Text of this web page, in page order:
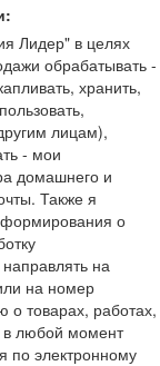
Лидер" в целях
обрабатывать -
хранить,
лицам),
- мои
домашнего и
Также я
о
на
на номер
товарах, работах,
в любой момент
по электронному